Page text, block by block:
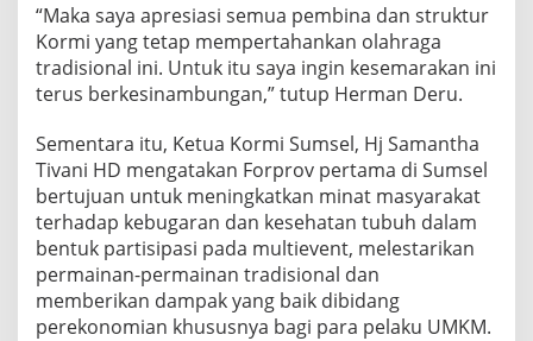
“Maka saya apresiasi semua pembina dan struktur
Kormi yang tetap mempertahankan olahraga
tradisional ini. Untuk itu saya ingin kesemarakan ini
terus berkesinambungan,” tutup Herman Deru.
Sementara itu, Ketua Kormi Sumsel, Hj Samantha
Tivani HD mengatakan Forprov pertama di Sumsel
bertujuan untuk meningkatkan minat masyarakat
terhadap kebugaran dan kesehatan tubuh dalam
bentuk partisipasi pada multievent, melestarikan
permainan-permainan tradisional dan
memberikan dampak yang baik dibidang
perekonomian khususnya bagi para pelaku UMKM.